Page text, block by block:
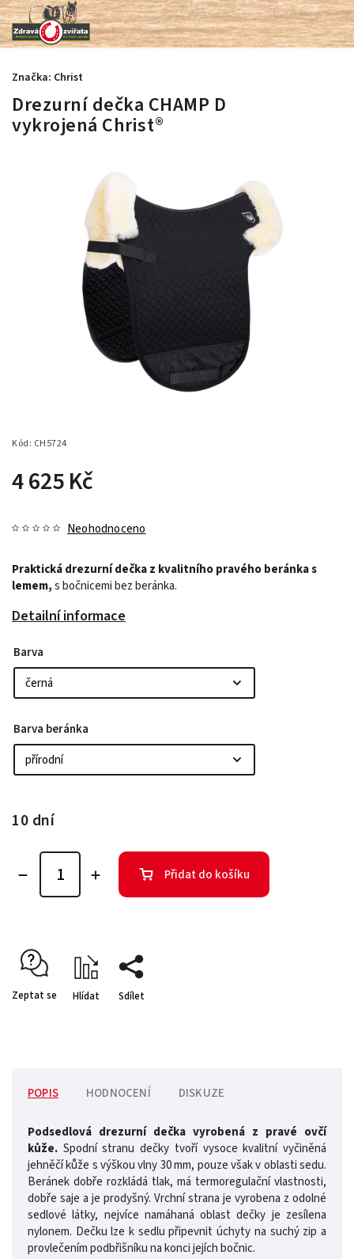
Drezurní dečka CHAMP D
vykrojená Christ®
Kód: CH5724
4 625 Kč
Neohodnoceno
Praktická drezurní dečkaz kvalitního pravého beránka s
lemem,s bočnicemi bez beránka.
Detailní informace
Značka: Christ
Barva
Barva beránka
10 dní
Přidat do košíku
Zeptat se Hlídat Sdílet
POPIS HODNOCENÍ DISKUZE
Podsedlová drezurní dečka vyrobená z pravé ovčí
kůže. Spodní stranu dečky tvoří vysoce kvalitní vyčiněná
jehněčí kůže s výškou vlny 30 mm, pouze však v oblasti sedu.
Beránek dobře rozkládá tlak, má termoregulační vlastnosti,
dobře saje a je prodyšný. Vrchní strana je vyrobena z odolné
sedlové látky, nejvíce namáhaná oblast dečky je zesílena
nylonem. Dečku lze k sedlu připevnit úchyty na suchý zip a
provlečením podbřišníku na konci jejích bočnic.